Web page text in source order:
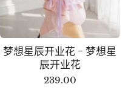
梦想星辰开业花 - 梦想星
辰开业花
239.00